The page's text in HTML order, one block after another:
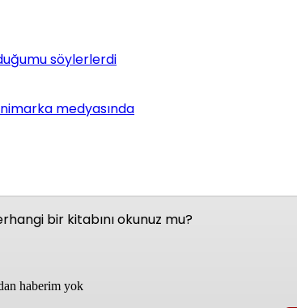
söylerlerdi
medyasında
bir kitabını okunuz mu?
haberim yok